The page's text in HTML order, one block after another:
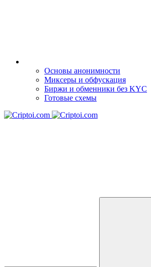
Основы анонимности
Миксеры и обфускация
Биржи и обменники без KYC
Готовые схемы